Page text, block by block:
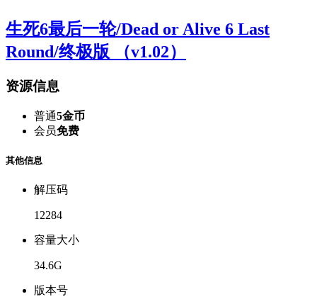
生死6最后一轮/Dead or Alive 6 Last
Round/终极版 （v1.02）
资源信息
普通5金币
会员免费
其他信息
解压码
12284
容量大小
34.6G
版本号